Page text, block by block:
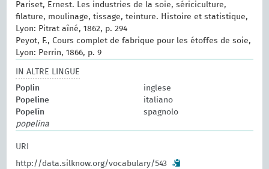
Pariset, Ernest. Les industries de la soie, sériciculture,
filature, moulinage, tissage, teinture. Histoire et statistique,
Lyon: Pitrat aîné, 1862, p. 294
Peyot, F., Cours complet de fabrique pour les étoffes de soie,
Lyon: Perrin, 1866, p. 9
IN ALTRE LINGUE
Poplin
inglese
Popeline
italiano
Popelín
spagnolo
popelina
URI
http://data.silknow.org/vocabulary/543